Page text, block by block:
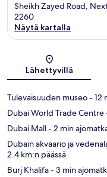
Sheikh Zayed Road,
2260
Näytä kartalla
Lähettyvillä
Tulevaisuuden museo- 12
Dubai World Trade Centre
Dubai Mall- 2 min
Dubain akvaario ja
2.4 km:n päässä
Burj Khalifa- 3 min